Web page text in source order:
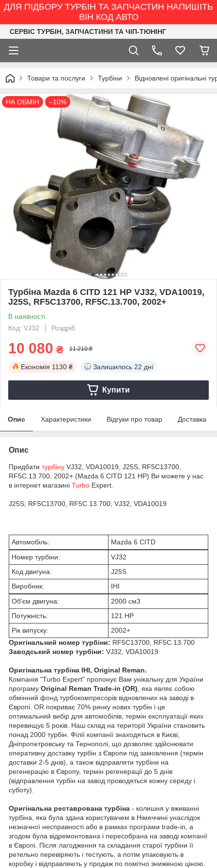
ДЛЯ ПІДБОРУ ТУРБІН ТА ЗАПЧАСТИН НАПИШІТЬ
ВІН КОД АВТО
СЕРВІС ТУРБІН, ЗАПЧАСТИНИ ТА ЧІП-ТЮНІНГ
Товари та послуги Турбіни Відновлені оригінальні
НА ОБМІН –10%
Турбіна Mazda 6 CITD 121 HP VJ32, VDA10019,
J25S, RF5C13700, RF5C.13.700, 2002+
В наявності
Код: VJ32
Роздріб
10 080 ₴ 11 210 ₴
Економія 1130 ₴ Залишилось 22 дні
Купити
Опис Характеристики Відгуки про товар Доставка
Опис
Придбати турбіну VJ32, VDA10019, J25S, RF5C13700,
RF5C.13.700, 2002+ (Mazda 6 CITD 121 HP) Ви можете у нас
в інтернет магазині Turbo Expert.
J25S; RF5C13700, RF5C.13.700; VJ32, VDA10019
Автомобіль:
Mazda 6 CITD
Номер турбіни:
VJ32
Код двигуна:
J25S
Виробник:
IHI
Об'єм двигуна:
2000 см3
Потужність:
121 HP
Рік випуску:
2002+
Оригінальний номер турбіни: RF5C13700, RF5C.13.700
Заводський номер турбіни: VJ32, VDA10019
Оригінальна турбіна IHI, Original Reman.
Компанія "Turbo Expert" пропонує Вам унікальну для України
програму Original Reman Trade-in (OR) , яка являє собою
обмінний фонд турбокомпресорів відновлених на заводі в
Європі. OR покриває 70% ринку нових турбін і це
оптимальний вибір для автомобілів, термін експлуатації яких
перевищує 5 років. Наш склад на території України становить
понад 2000 турбін. Філії компанії знаходяться в Києві,
Дніпропетровську та Тернополі, що дозволяє здійснювати
оперативну доставку турбін з Європи під замовлення (термін
доставки 2-5 днів), а також відправляти турбіни на
регенерацію в Європу, термін регенерації до 5 днів
(відправлення турбін на завод проводяться кожну середу і
суботу).
Оригінальна реставрована турбіна - колишня у вживанні
турбіна, яка була здана користувачем в Німеччині унаслідок
незначної несправності або в рамках програми trade-in, а
згодом була відремонтована і пересобрана на заводі компанії
в Європі. Після лагодження та складання старої турбіни її
ретельно перевіряють і тестують, а потім упаковують в
коробку і відправляють у продаж по помітно зниженою ціною.